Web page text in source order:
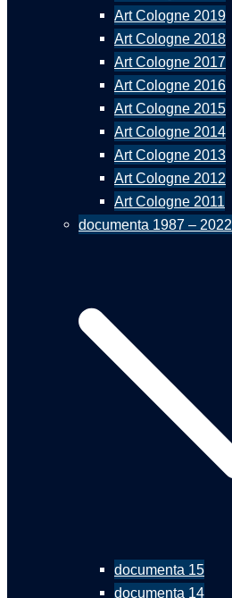
Art Cologne 2019
Art Cologne 2018
Art Cologne 2017
Art Cologne 2016
Art Cologne 2015
Art Cologne 2014
Art Cologne 2013
Art Cologne 2012
Art Cologne 2011
documenta 1987 – 2022
documenta 15
documenta 14